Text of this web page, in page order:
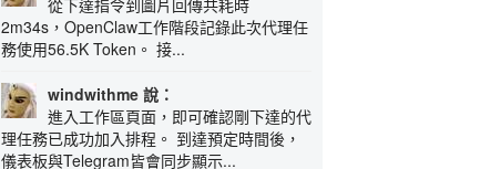
從下達指令到圖片回傳共耗時
2m34s，OpenClaw工作階段記錄此次代理任
務使用56.5K Token。 接...
windwithme 說：
進入工作區頁面，即可確認剛下達的代
理任務已成功加入排程。 到達預定時間後，
儀表板與Telegram皆會同步顯示...